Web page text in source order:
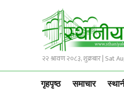
२२ श्रावण २०८३, शुक्रबार | Sat
गृहपृष्ठ समाचार